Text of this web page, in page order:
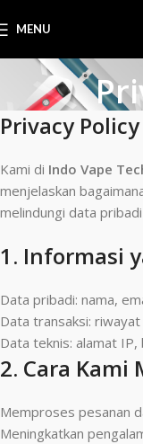
MENU
Privacy Policy
Kami di Indo Vape
menjelaskan
melindungi data pribadi
1. Informasi
Data pribadi: nama,
Data transaksi:
Data teknis: alamat
2. Cara Kami
Memproses pesanan
Meningkatkan